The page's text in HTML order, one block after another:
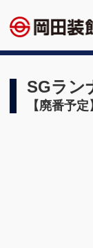
SGラン
【廃番予